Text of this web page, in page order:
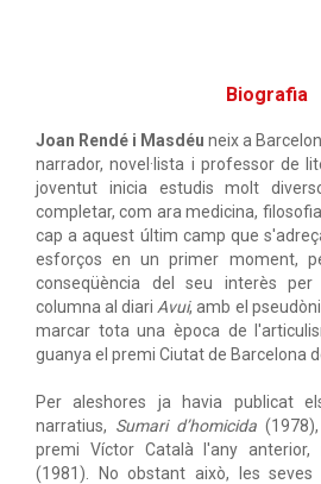
Biografia
Joan Rendé i Masdéu neix a
narrador, novel·lista i professor de
joventut inicia estudis molt
completar, com ara medicina,
cap a aquest últim camp que
esforços en un primer moment,
conseqüència del seu interès
columna al diari Avui, amb el
marcar tota una època de
guanya el premi Ciutat de Barcelona
Per aleshores ja havia publicat
narratius, Sumari d’homicida
premi Víctor Català l'any anterior,
(1981). No obstant això, les seves